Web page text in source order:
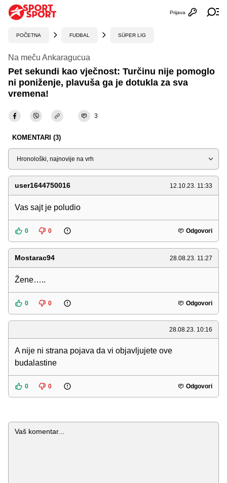
Otvori
Prijava
POČETNA FUDBAL SÜPER LIG
Na meču Ankaragucua
Pet sekundi kao vječnost: Turčinu nije pomoglo
ni poniženje, plavuša ga je dotukla za sva
vremena!
3
KOMENTARI (3)
Sortiraj
user1644750016 12.10.23. 11:33
Vas sajt je poludio
0 0 Odgovori
Mostarac94 28.08.23. 11:27
Žene…..
0 0 Odgovori
28.08.23. 10:16
A nije ni strana pojava da vi objavljujete ove
budalastine
0 0 Odgovori
Komentar